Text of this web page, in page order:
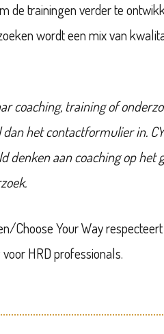
de trainingen verder te
wordt een mix van
coaching, training of
dan het contactformulier in.
denken aan coaching op
Choose Your Way
voor HRD professionals.